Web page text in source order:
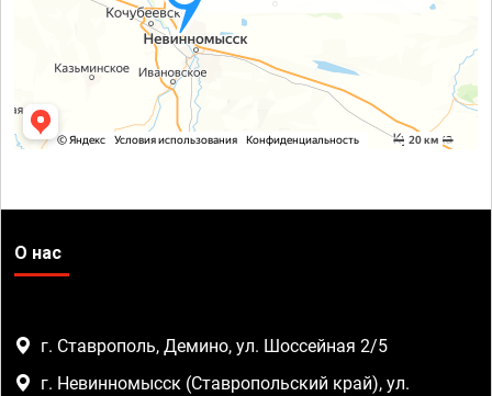
О нас
г. Ставрополь, Демино, ул. Шоссейная 2/5
г. Невинномысск (Ставропольский край), ул.